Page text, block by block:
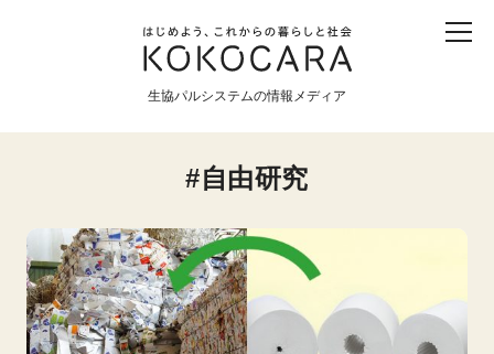
生協パルシステムの情報メディア
産直 食育 食べる 震災
暮らしと社会
環境と平和
生協の宅配パルシステム
自由研究